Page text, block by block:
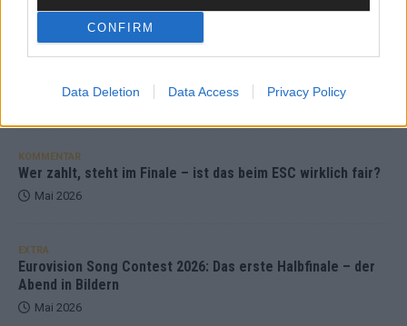
CONFIRM
Data Deletion Data Access Privacy Policy
EXTRA
ESC-Halbfinale 2: Das sagen die Wettquoten – vier sicher,
KOMMENTAR
Wer zahlt, steht im Finale – ist das beim ESC wirklich fair?
Mai 2026
EXTRA
Eurovision Song Contest 2026: Das erste Halbfinale – der
Abend in Bildern
Mai 2026